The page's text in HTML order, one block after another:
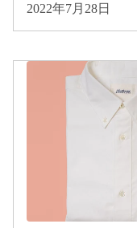
2022年7月28日